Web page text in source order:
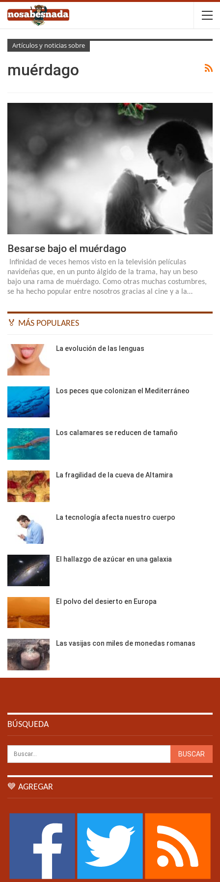
Artículos y noticias sobre
muérdago
Besarse bajo el muérdago
Infinidad de veces hemos visto en la televisión películas
navideñas que, en un punto álgido de la trama, hay un beso
bajo una rama de muérdago. Como otras muchas costumbres,
se ha hecho popular entre nosotros gracias al cine y a la…
🏅 MÁS POPULARES
La evolución de las lenguas
Los peces que colonizan el Mediterráneo
Los calamares se reducen de tamaño
La fragilidad de la cueva de Altamira
La tecnología afecta nuestro cuerpo
El hallazgo de azúcar en una galaxia
El polvo del desierto en Europa
Las vasijas con miles de monedas romanas
BÚSQUEDA
💙 AGREGAR